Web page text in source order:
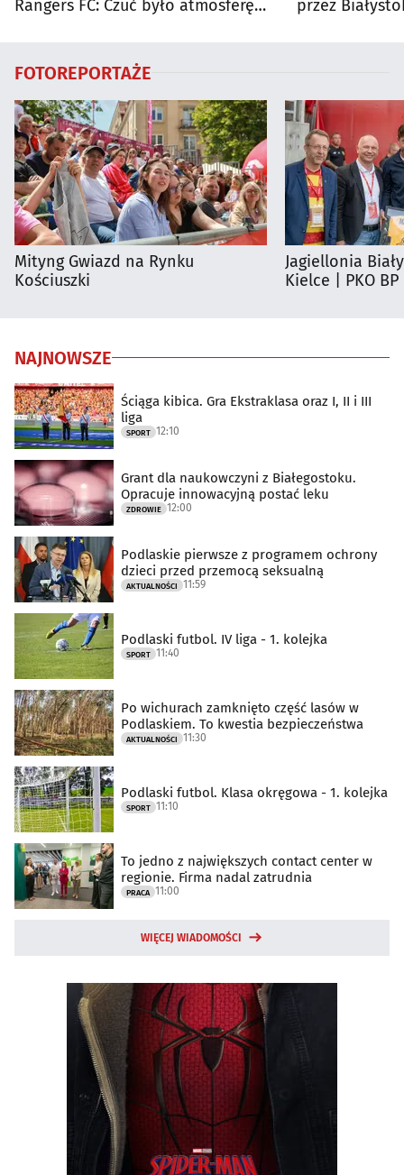
Rangers FC: Czuć było atmosferę
przez
FOTOREPORTAŻE
Mityng Gwiazd na Rynku
Kościuszki
Jagiellonia
Kielce | PKO
NAJNOWSZE
Ściąga kibica. Gra Ekstraklasa oraz I, II i III
liga
SPORT 12:10
Grant dla naukowczyni z Białegostoku.
Opracuje innowacyjną postać leku
ZDROWIE 12:00
Podlaskie pierwsze z programem ochrony
dzieci przed przemocą seksualną
AKTUALNOŚCI 11:59
Podlaski futbol. IV liga - 1. kolejka
SPORT 11:40
Po wichurach zamknięto część lasów w
Podlaskiem. To kwestia bezpieczeństwa
AKTUALNOŚCI 11:30
Podlaski futbol. Klasa okręgowa - 1. kolejka
SPORT 11:10
To jedno z największych contact center w
regionie. Firma nadal zatrudnia
PRACA 11:00
WIĘCEJ WIADOMOŚCI